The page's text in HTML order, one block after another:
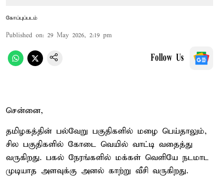
கோப்புப்படம்
Published on: 29 May 2026, 2:19 pm
Follow Us
சென்னை,
தமிழகத்தின் பல்வேறு பகுதிகளில் மழை பெய்தாலும்,
சில பகுதிகளில் கோடை வெயில் வாட்டி வதைத்து
வருகிறது. பகல் நேரங்களில் மக்கள் வெளியே நடமாட
முடியாத அளவுக்கு அனல் காற்று வீசி வருகிறது.